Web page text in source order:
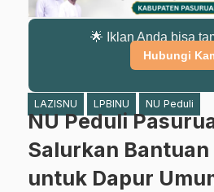
🌟 Iklan Anda bisa
Hubungi
LAZISNU LPBINU NU Peduli
NU Peduli
Salurkan
untuk Dapur